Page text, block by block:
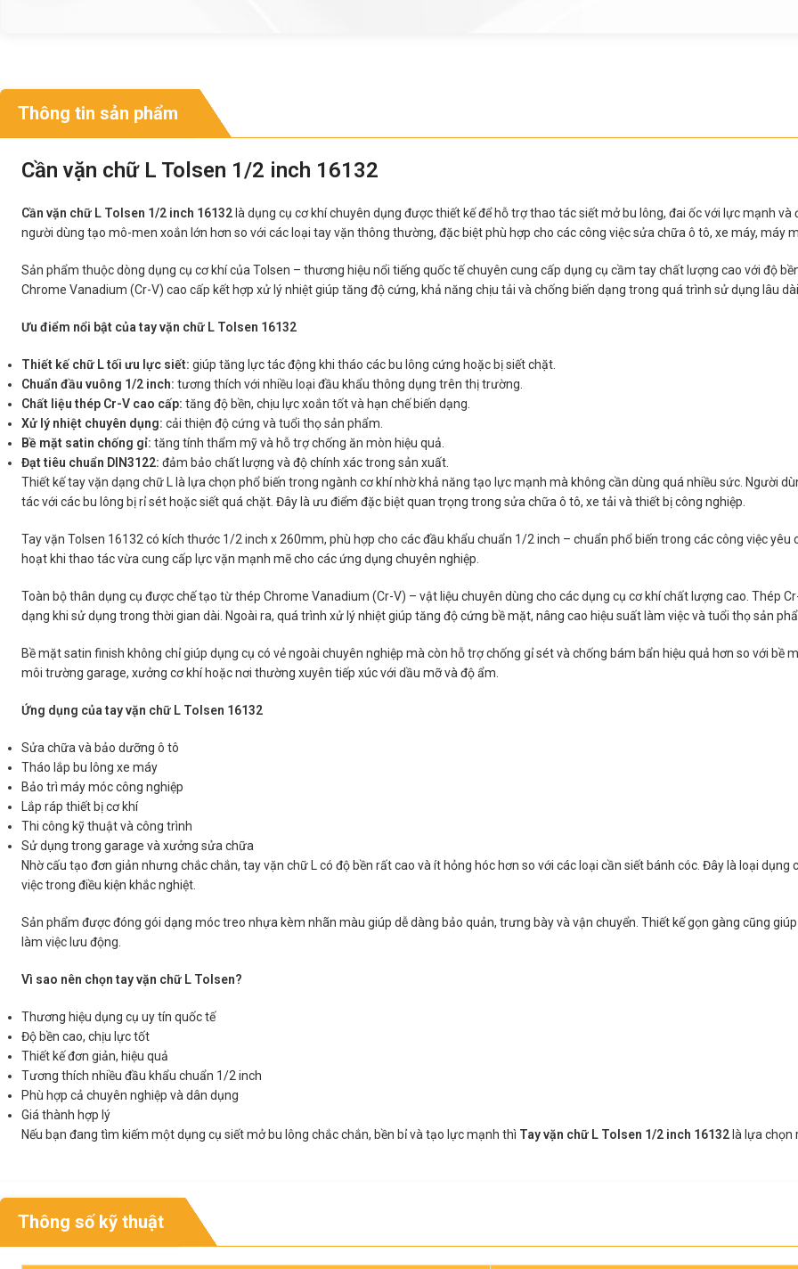
Thông tin sản phẩm
Cần vặn chữ L Tolsen 1/2 inch 16132
Cần vặn chữ L Tolsen 1/2 inch 16132 là dụng cụ cơ khí chuyên dụng được thiết kế để hỗ trợ thao tác siết mở bu lông, đai ốc với lực mạnh
người dùng tạo mô-men xoắn lớn hơn so với các loại tay vặn thông thường, đặc biệt phù hợp cho các công việc sửa chữa ô tô, xe máy, máy
Sản phẩm thuộc dòng dụng cụ cơ khí của Tolsen – thương hiệu nổi tiếng quốc tế chuyên cung cấp dụng cụ cầm tay chất lượng cao với độ
Chrome Vanadium (Cr-V) cao cấp kết hợp xử lý nhiệt giúp tăng độ cứng, khả năng chịu tải và chống biến dạng trong quá trình sử dụng lâu dài.
Ưu điểm nổi bật của tay vặn chữ L Tolsen 16132
Thiết kế chữ L tối ưu lực siết: giúp tăng lực tác động khi tháo các bu lông cứng hoặc bị siết chặt.
Chuẩn đầu vuông 1/2 inch: tương thích với nhiều loại đầu khẩu thông dụng trên thị trường.
Chất liệu thép Cr-V cao cấp: tăng độ bền, chịu lực xoắn tốt và hạn chế biến dạng.
Xử lý nhiệt chuyên dụng: cải thiện độ cứng và tuổi thọ sản phẩm.
Bề mặt satin chống gỉ: tăng tính thẩm mỹ và hỗ trợ chống ăn mòn hiệu quả.
Đạt tiêu chuẩn DIN3122: đảm bảo chất lượng và độ chính xác trong sản xuất.
Thiết kế tay vặn dạng chữ L là lựa chọn phổ biến trong ngành cơ khí nhờ khả năng tạo lực mạnh mà không cần dùng quá nhiều sức. Người
tác với các bu lông bị rỉ sét hoặc siết quá chặt. Đây là ưu điểm đặc biệt quan trọng trong sửa chữa ô tô, xe tải và thiết bị công nghiệp.
Tay vặn Tolsen 16132 có kích thước 1/2 inch x 260mm, phù hợp cho các đầu khẩu chuẩn 1/2 inch – chuẩn phổ biến trong các công việc
hoạt khi thao tác vừa cung cấp lực vặn mạnh mẽ cho các ứng dụng chuyên nghiệp.
Toàn bộ thân dụng cụ được chế tạo từ thép Chrome Vanadium (Cr-V) – vật liệu chuyên dùng cho các dụng cụ cơ khí chất lượng cao. Thép
dạng khi sử dụng trong thời gian dài. Ngoài ra, quá trình xử lý nhiệt giúp tăng độ cứng bề mặt, nâng cao hiệu suất làm việc và tuổi thọ sản
Bề mặt satin finish không chỉ giúp dụng cụ có vẻ ngoài chuyên nghiệp mà còn hỗ trợ chống gỉ sét và chống bám bẩn hiệu quả hơn so với
môi trường garage, xưởng cơ khí hoặc nơi thường xuyên tiếp xúc với dầu mỡ và độ ẩm.
Ứng dụng của tay vặn chữ L Tolsen 16132
Sửa chữa và bảo dưỡng ô tô
Tháo lắp bu lông xe máy
Bảo trì máy móc công nghiệp
Lắp ráp thiết bị cơ khí
Thi công kỹ thuật và công trình
Sử dụng trong garage và xưởng sửa chữa
Nhờ cấu tạo đơn giản nhưng chắc chắn, tay vặn chữ L có độ bền rất cao và ít hỏng hóc hơn so với các loại cần siết bánh cóc. Đây là loại
việc trong điều kiện khắc nghiệt.
Sản phẩm được đóng gói dạng móc treo nhựa kèm nhãn màu giúp dễ dàng bảo quản, trưng bày và vận chuyển. Thiết kế gọn gàng cũng
làm việc lưu động.
Vì sao nên chọn tay vặn chữ L Tolsen?
Thương hiệu dụng cụ uy tín quốc tế
Độ bền cao, chịu lực tốt
Thiết kế đơn giản, hiệu quả
Tương thích nhiều đầu khẩu chuẩn 1/2 inch
Phù hợp cả chuyên nghiệp và dân dụng
Giá thành hợp lý
Nếu bạn đang tìm kiếm một dụng cụ siết mở bu lông chắc chắn, bền bỉ và tạo lực mạnh thì Tay vặn chữ L Tolsen 1/2 inch 16132 là lựa chọn
Thông số kỹ thuật